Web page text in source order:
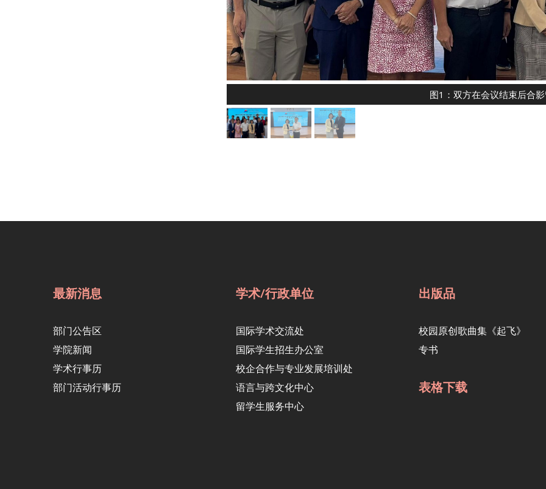
图1：双方在会议结束后合
最新消息
部门公告区
学院新闻
学术行事历
部门活动行事历
学术/行政单位
国际学术交流处
国际学生招生办公室
校企合作与专业发展培训处
语言与跨文化中心
留学生服务中心
出版品
校园原创歌曲集《起飞》
专书
表格下载